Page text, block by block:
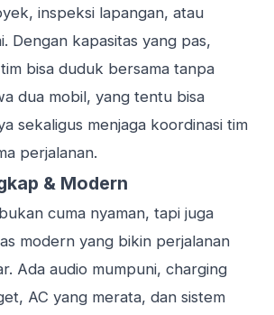
inspeksi lapangan, atau
Dengan kapasitas yang pas,
bisa duduk bersama tanpa
dua mobil, yang tentu bisa
sekaligus menjaga koordinasi tim
perjalanan.
& Modern
cuma nyaman, tapi juga
modern yang bikin perjalanan
Ada audio mumpuni, charging
AC yang merata, dan sistem